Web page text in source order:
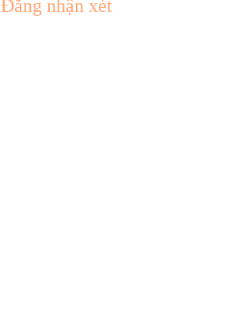
Đăng nhận xét